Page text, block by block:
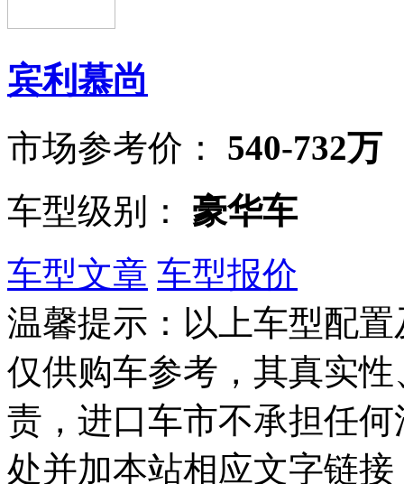
宾利慕尚
市场参考价：
540-732万
车型级别：
豪华车
车型文章 车型报价
温馨提示：以上车型配
仅供购车参考，其真实
责，进口车市不承担任
处并加本站相应文字链